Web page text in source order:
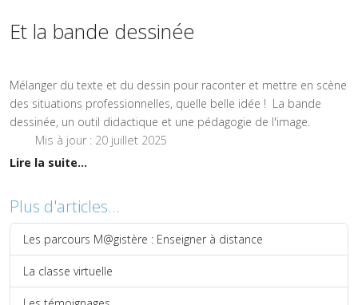
Et la bande dessinée
Mélanger du texte et du dessin pour raconter et mettre en scène
des situations professionnelles, quelle belle idée ! La bande
dessinée, un outil didactique et une pédagogie de l'image.
Mis à jour : 20 juillet 2025
Lire la suite...
Plus d'articles...
Les parcours M@gistère : Enseigner à distance
La classe virtuelle